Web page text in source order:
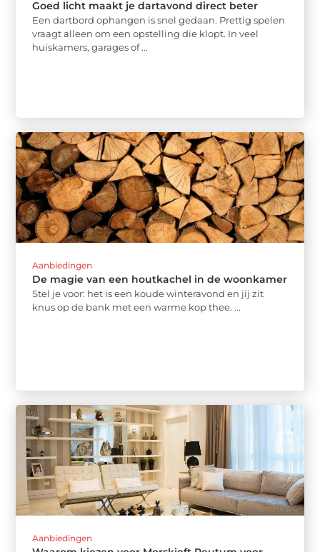
Goed licht maakt je dartavond direct beter
Een dartbord ophangen is snel gedaan. Prettig spelen
vraagt alleen om een opstelling die klopt. In veel
huiskamers, garages of ...
Aanbiedingen
De magie van een houtkachel in de woonkamer
Stel je voor: het is een koude winteravond en jij zit
knus op de bank met een warme kop thee. ...
Aanbiedingen